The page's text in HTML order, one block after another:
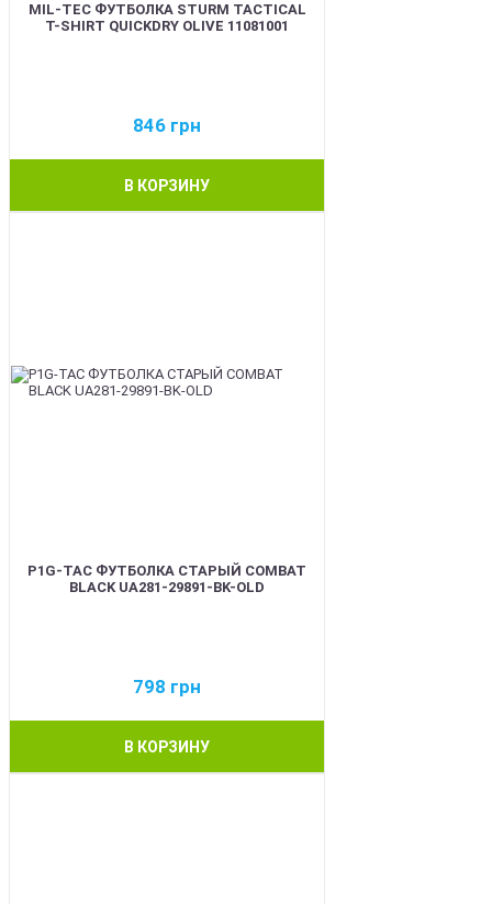
MIL-TEC ФУТБОЛКА STURM TACTICAL
T-SHIRT QUICKDRY OLIVE 11081001
846 грн
В КОРЗИНУ
P1G-TAC ФУТБОЛКА СТАРЫЙ COMBAT
BLACK UA281-29891-BK-OLD
798 грн
В КОРЗИНУ